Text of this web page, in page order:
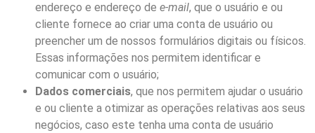
endereço e endereço de e-mail, que o usuário e ou
cliente fornece ao criar uma conta de usuário ou
preencher um de nossos formulários digitais ou físicos.
Essas informações nos permitem identificar e
comunicar com o usuário;
Dados comerciais, que nos permitem ajudar o usuário
e ou cliente a otimizar as operações relativas aos seus
negócios, caso este tenha uma conta de usuário